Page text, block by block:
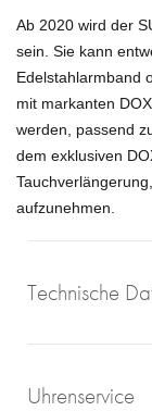
Ab 2020 wird der
sein. Sie kann
Edelstahlarmband
mit markanten
werden, passend
dem exklusiven
aufzunehmen.
Technische
Uhrenservice